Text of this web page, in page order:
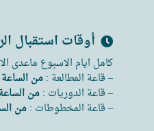
أوقات استقبال
كامل ايام الاسبوع ماعدى
– قاعة المطالعة :من الساعة 8:30 إلى الساعة 19:45
– قاعة الدوريات :من الساعة 8:30 إلى الساعة
– قاعة المخطوطات :من الساعة 8:30